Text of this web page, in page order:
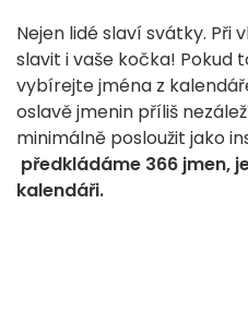
Nejen lidé slaví svátky. Při
slavit i vaše kočka! Pokud
vybírejte jména z
oslavě jmenin příliš
minimálně posloužit jako
předkládáme 366 jmen,
kalendáři.